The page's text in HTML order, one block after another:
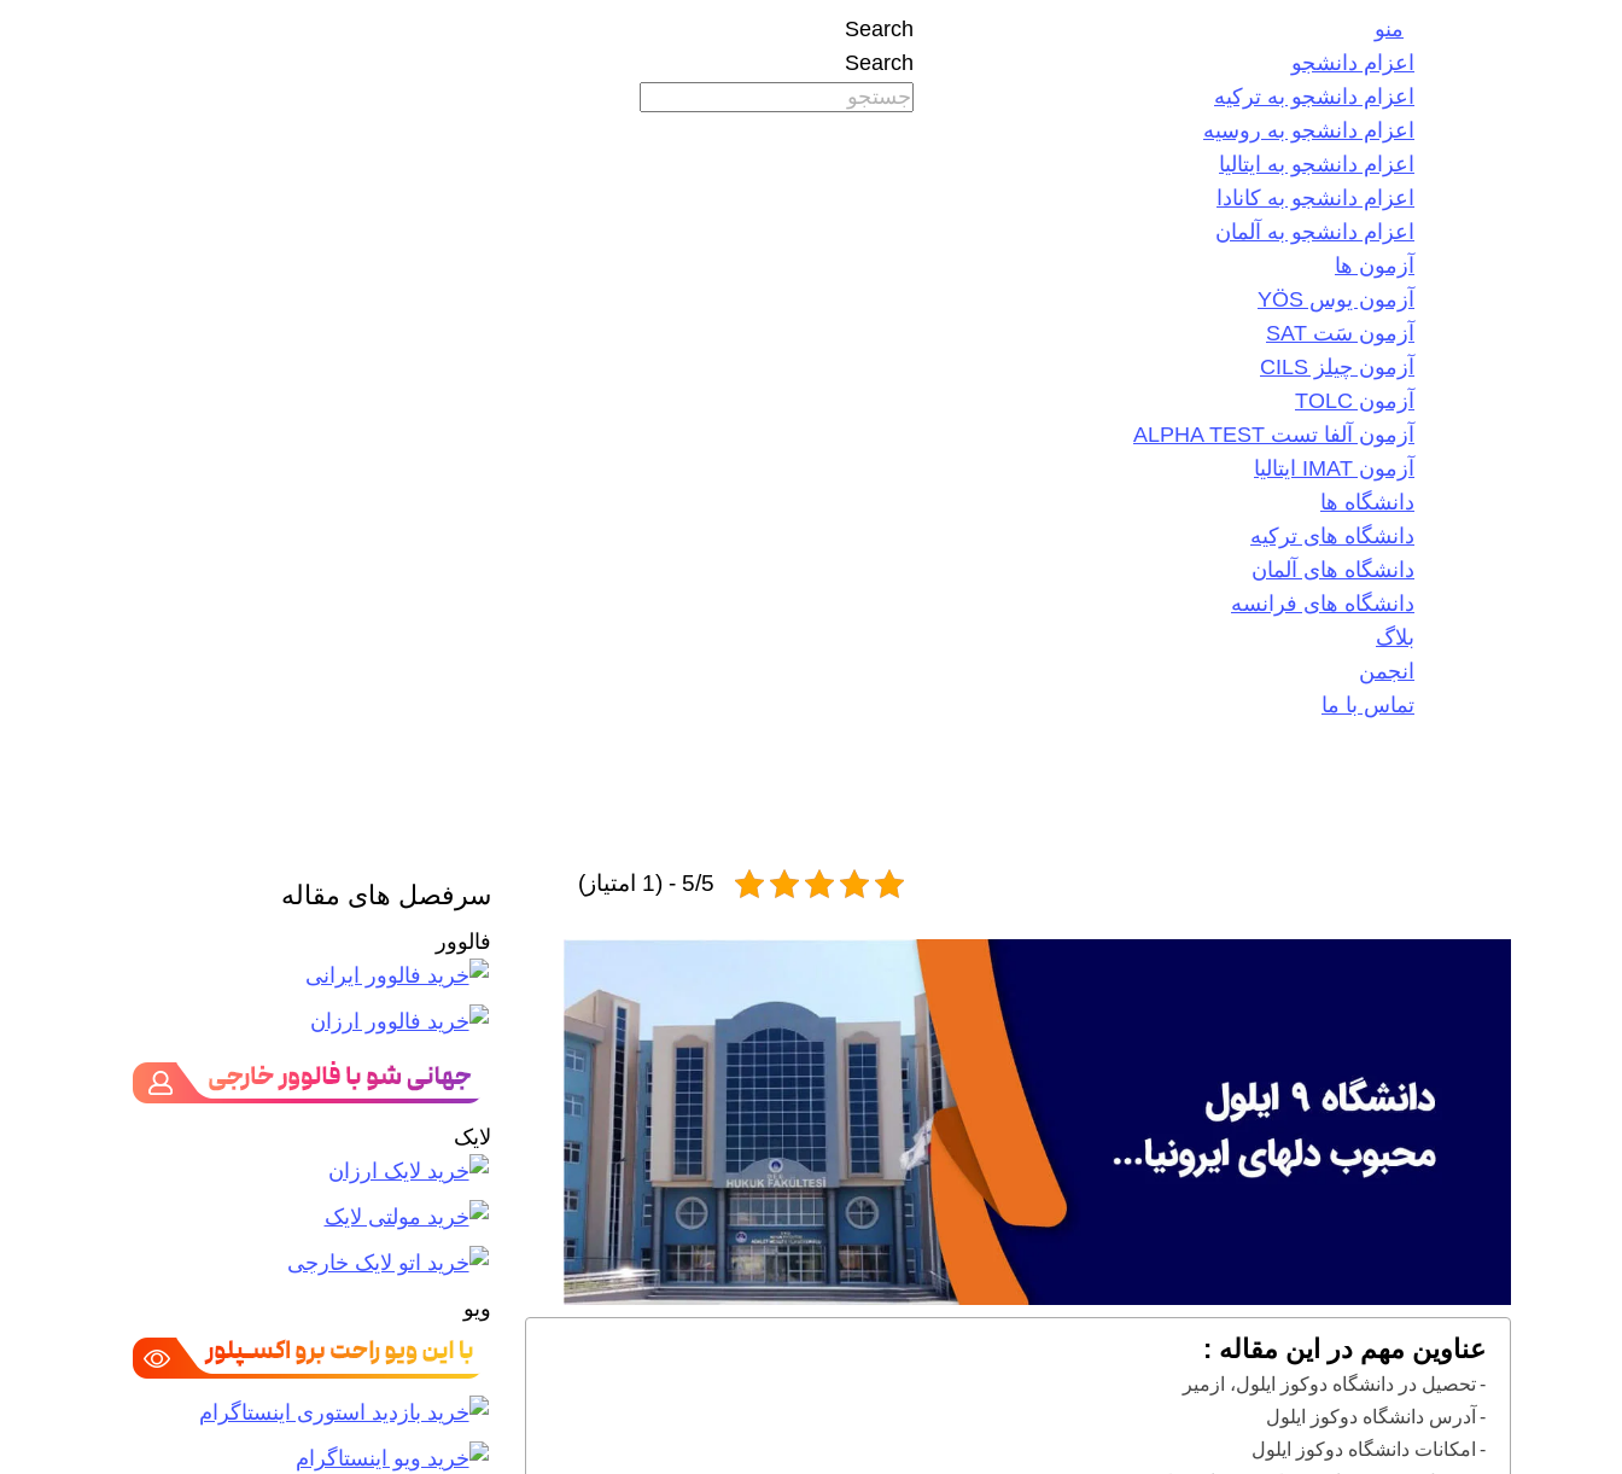
منو
اعزام دانشجو
اعزام دانشجو به ترکیه
اعزام دانشجو به روسیه
اعزام دانشجو به ایتالیا
اعزام دانشجو به کانادا
اعزام دانشجو به آلمان
آزمون ها
آزمون یوس YÖS
آزمون سَت SAT
آزمون چیلز CILS‌
آزمون TOLC
آزمون آلفا تست ALPHA TEST
آزمون IMAT ایتالیا
دانشگاه ها
دانشگاه های ترکیه
دانشگاه های آلمان
دانشگاه های فرانسه
بلاگ
انجمن
تماس با ما
Search
Search
5/5 - (1 امتیاز)
عناوین مهم در این مقاله :
تحصیل در دانشگاه دوکوز ایلول، ازمیر
آدرس دانشگاه دوکوز ایلول
امکانات دانشگاه دوکوز ایلول
سرفصل های مقاله
فالوور
لایک
ویو